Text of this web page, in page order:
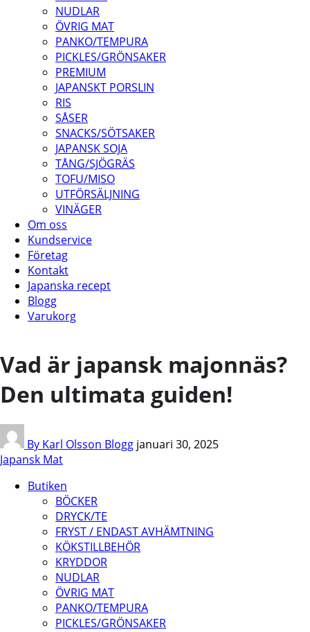
NUDLAR
ÖVRIG MAT
PANKO/TEMPURA
PICKLES/GRÖNSAKER
PREMIUM
JAPANSKT PORSLIN
RIS
SÅSER
SNACKS/SÖTSAKER
JAPANSK SOJA
TÅNG/SJÖGRÄS
TOFU/MISO
UTFÖRSÄLJNING
VINÄGER
Om oss
Kundservice
Företag
Kontakt
Japanska recept
Blogg
Varukorg
Vad är japansk majonnäs?
Den ultimata guiden!
By Karl Olsson Blogg januari 30, 2025
Japansk Mat
Butiken
BÖCKER
DRYCK/TE
FRYST / ENDAST AVHÄMTNING
KÖKSTILLBEHÖR
KRYDDOR
NUDLAR
ÖVRIG MAT
PANKO/TEMPURA
PICKLES/GRÖNSAKER